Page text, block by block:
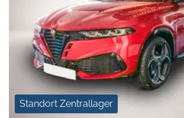
Standort Zentrallager